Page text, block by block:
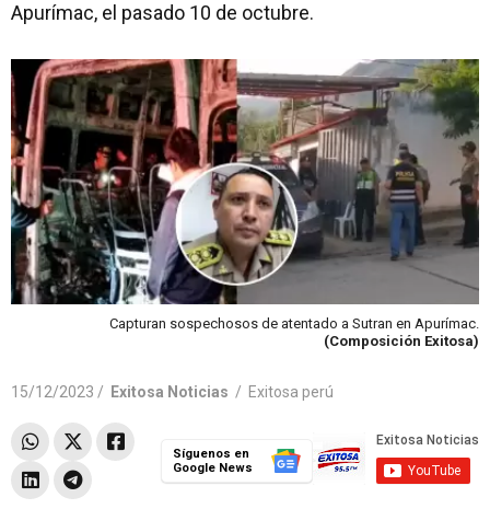
Apurímac, el pasado 10 de octubre.
Capturan sospechosos de atentado a Sutran en Apurímac.
(Composición Exitosa)
15/12/2023 / Exitosa Noticias / Exitosa perú
Síguenos en
Google News